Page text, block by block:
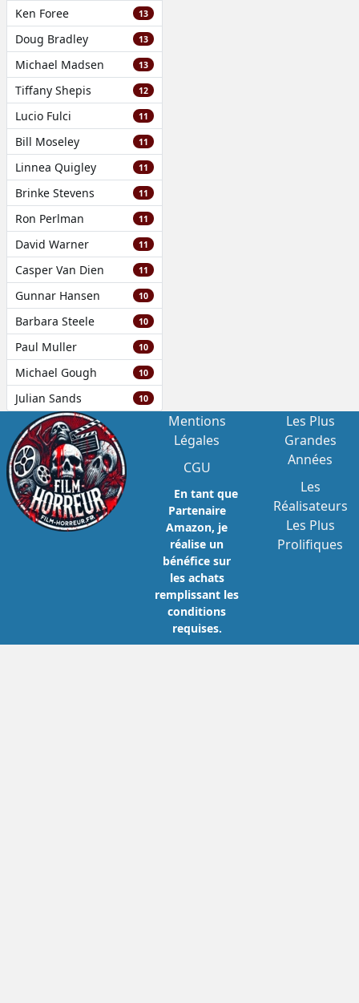
Ken Foree 13
Doug Bradley 13
Michael Madsen 13
Tiffany Shepis 12
Lucio Fulci 11
Bill Moseley 11
Linnea Quigley 11
Brinke Stevens 11
Ron Perlman 11
David Warner 11
Casper Van Dien 11
Gunnar Hansen 10
Barbara Steele 10
Paul Muller 10
Michael Gough 10
Julian Sands 10
Mentions
Légales
CGU
En tant que
Partenaire
Amazon, je
réalise un
bénéfice sur
les achats
remplissant les
conditions
requises.
Les Plus
Grandes
Années
Les
Réalisateurs
Les Plus
Prolifiques